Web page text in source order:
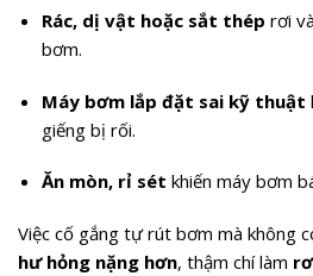
Rác, dị vật hoặc sắt thép rơi
bơm.
Máy bơm lắp đặt sai kỹ thuật
giếng bị rối.
Ăn mòn, rỉ sét khiến máy bơm
Việc cố gắng tự rút bơm mà không
hư hỏng nặng hơn, thậm chí làm